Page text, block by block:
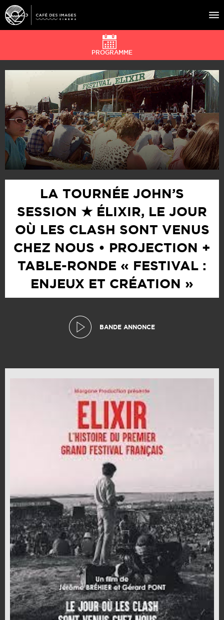
À L’AFFICHE
ÉVÉNEMENTS
CAFÉ DU CINÉ
PRATIQUE
ÉDUCATION AUX IMAGES
PROGRAMME
LA TOURNÉE JOHN’S
SESSION ★ ÉLIXIR, LE JOUR
OÙ LES CLASH SONT VENUS
CHEZ NOUS • PROJECTION +
TABLE-RONDE « FESTIVAL :
ENJEUX ET CRÉATION »
BANDE ANNONCE